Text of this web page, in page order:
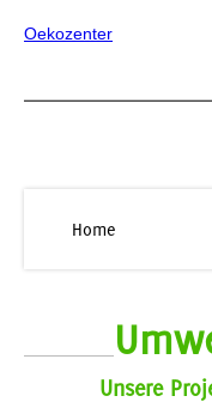
Oekozenter
Home
Unsere